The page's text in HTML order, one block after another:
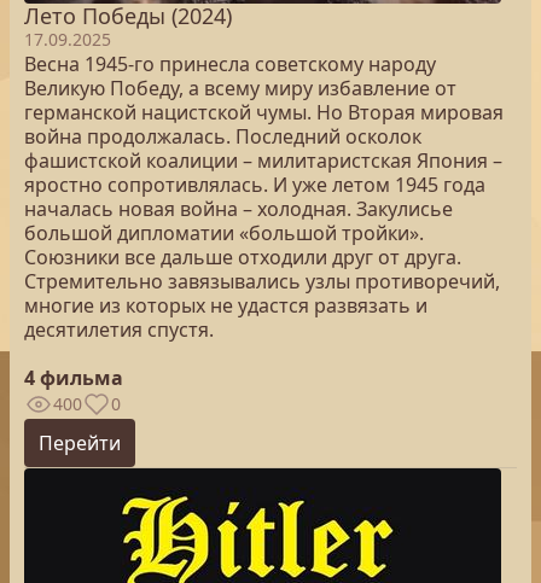
Лето Победы (2024)
17.09.2025
Весна 1945-го принесла советскому народу
Великую Победу, а всему миру избавление от
германской нацистской чумы. Но Вторая мировая
война продолжалась. Последний осколок
фашистской коалиции – милитаристская Япония –
яростно сопротивлялась. И уже летом 1945 года
началась новая война – холодная. Закулисье
большой дипломатии «большой тройки».
Союзники все дальше отходили друг от друга.
Стремительно завязывались узлы противоречий,
многие из которых не удастся развязать и
десятилетия спустя.
4 фильма
400 0
Перейти